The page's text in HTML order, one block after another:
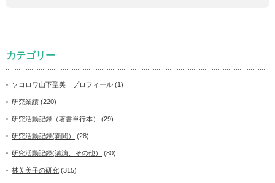
カテゴリー
ソコロワ山下聖美 プロフィール (1)
研究業績 (220)
研究活動記録（著書単行本） (29)
研究活動記録(新聞） (28)
研究活動記録(講演、その他） (80)
林芙美子の研究 (315)